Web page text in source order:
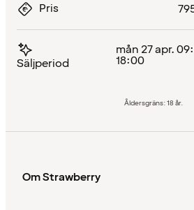
Pris
Säljperiod
mån 27 apr.
18:00
Åldersgräns: 18 år.
Om Strawberry